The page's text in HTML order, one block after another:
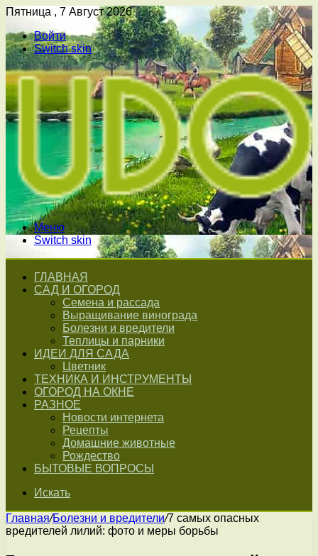
Пятница , 7 Август 2026
Войти
Switch skin
Меню
Switch skin
ГЛАВНАЯ
САД И ОГОРОД
Семена и рассада
Выращивание винограда
Болезни и вредители
Теплицы и парники
ИДЕИ ДЛЯ САДА
Цветник
ТЕХНИКА И ИНСТРУМЕНТЫ
ОГОРОД НА ОКНЕ
РАЗНОЕ
Новости интернета
Рецепты
Домашние животные
Рождество
БЫТОВЫЕ ВОПРОСЫ
Искать
Главная/Болезни и вредители/7 самых опасных
вредителей лилий: фото и меры борьбы